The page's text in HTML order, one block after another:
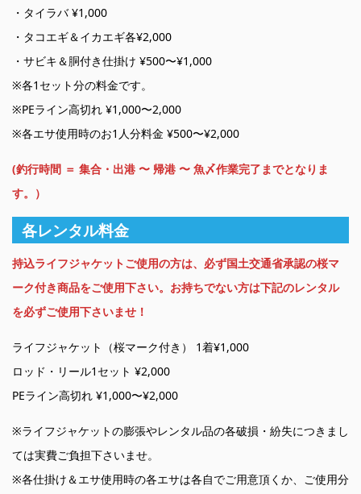
・タイラバ ¥1,000
・タコエギ＆イカエギ各¥2,000
・サビキ＆胴付き仕掛け ¥500〜¥1,000
※各1セット分の料金です。
※PEライン高切れ ¥1,000〜2,000
※各エサ使用時のお1人分料金 ¥500〜¥2,000
(釣行時間 ＝ 集合・出港 〜 帰港 〜 魚〆作業完了までとなりま
す。）
各レンタル料金
持込ライフジャケットご使用の方は、必ず国土交通省承認の桜マ
ーク付き商品をご使用下さい。お持ちでない方は下記のレンタル
を必ずご使用下さいませ！
ライフジャケット（桜マーク付き） 1着¥1,000
ロッド・リール1セット ¥2,000
PEライン高切れ ¥1,000〜¥2,000
※ライフジャケットの膨張やレンタル品の各破損・紛失につきまし
ては実費ご負担下さいませ。
※各仕掛け＆エサ使用時の各エサは各自でご用意頂くか、ご使用分